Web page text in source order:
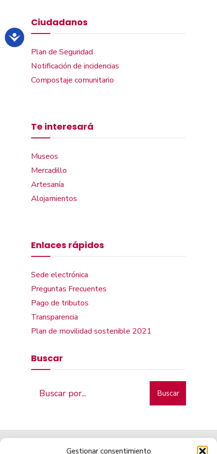
Gestionar consentimiento
Ciudadanos
Plan de Seguridad
Notificación de incidencias
Compostaje comunitario
Te interesará
Museos
Mercadillo
Artesanía
Alojamientos
Enlaces rápidos
Sede electrónica
Preguntas Frecuentes
Pago de tributos
Transparencia
Plan de movilidad sostenible 2021
Buscar
Buscar